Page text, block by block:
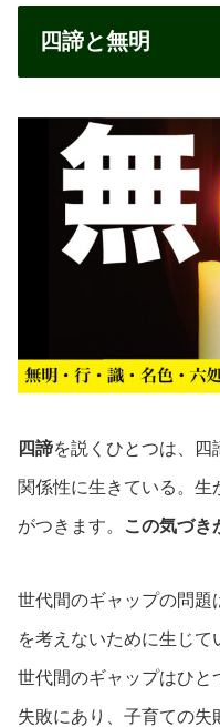
四諦と無明
四諦を説くひとつは、四
関係性に生きている。
がつきます。 この気づき
世代間のギャップの問題
を考えないために生じて
世代間のギャップはひと
失敗にあり、子育ての失